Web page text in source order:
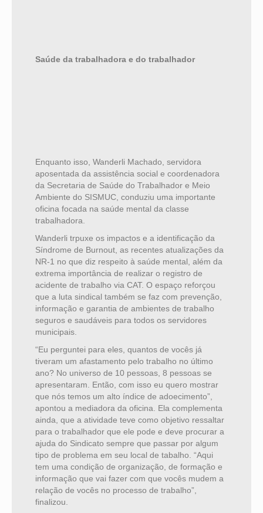
Saúde da trabalhadora e do trabalhador
Enquanto isso, Wanderli Machado, servidora
aposentada da assistência social e coordenadora
da Secretaria de Saúde do Trabalhador e Meio
Ambiente do SISMUC, conduziu uma importante
oficina focada na saúde mental da classe
trabalhadora.
Wanderli trpuxe os impactos e a identificação da
Síndrome de Burnout, as recentes atualizações da
NR-1 no que diz respeito à saúde mental, além da
extrema importância de realizar o registro de
acidente de trabalho via CAT. O espaço reforçou
que a luta sindical também se faz com prevenção,
informação e garantia de ambientes de trabalho
seguros e saudáveis para todos os servidores
municipais.
“Eu perguntei para eles, quantos de vocês já
tiveram um afastamento pelo trabalho no último
ano? No universo de 10 pessoas, 8 pessoas se
apresentaram. Então, com isso eu quero mostrar
que nós temos um alto índice de adoecimento”,
apontou a mediadora da oficina. Ela complementa
ainda, que a atividade teve como objetivo ressaltar
para o trabalhador que ele pode e deve procurar a
ajuda do Sindicato sempre que passar por algum
tipo de problema em seu local de tabalho. “Aqui
tem uma condição de organização, de formação e
informação que vai fazer com que vocês mudem a
relação de vocês no processo de trabalho”,
finalizou.